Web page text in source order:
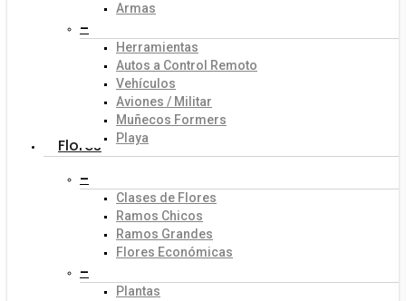
Armas
–
Herramientas
Autos a Control Remoto
Vehículos
Aviones / Militar
Muñecos Formers
Playa
Flores
–
Clases de Flores
Ramos Chicos
Ramos Grandes
Flores Económicas
–
Plantas